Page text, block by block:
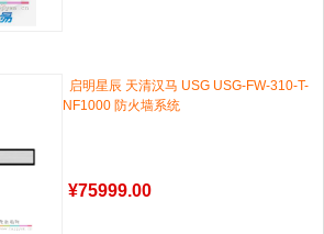
启明星辰 天清汉马 USG USG-FW-310-T-
NF1000 防火墙系统
¥75999.00